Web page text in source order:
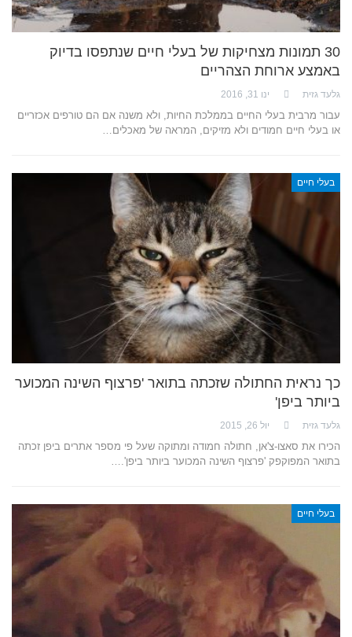
30 תמונות מצחיקות של בעלי חיים שנתפסו בדיוק
באמצע ארוחת הצהריים
גלעד גזית ינו 31, 2016
עבור מרבית בעלי החיים בממלכת החיות, ולא משנה אם הם טורפים אכזריים
או בעלי חיים חמודים ולא מזיקים, המראה של מאכלים…
בעלי חיים
כך נראית החתולה שזכתה בתואר 'פרצוף השינה המכוער
ביותר ביפן'
גלעד גזית יול 26, 2015
הכירו את סאצו-צ'אן, חתולה חמודה ומתוקה שעל פי מספר אתרים ביפן זכתה
בתואר המפוקפק 'פרצוף השינה המכוער ביותר ביפן'.…
בעלי חיים